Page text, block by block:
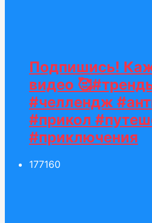
Подпишись!
видео
#челлендж
#прикол
#приключения
177160